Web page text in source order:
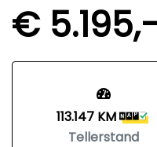
€
113.147 KM
Tellerstand